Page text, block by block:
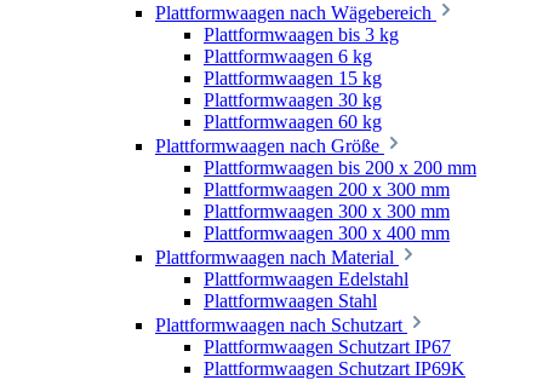
Plattformwaagen nach Wägebereich
Plattformwaagen bis 3 kg
Plattformwaagen 6 kg
Plattformwaagen 15 kg
Plattformwaagen 30 kg
Plattformwaagen 60 kg
Plattformwaagen nach Größe
Plattformwaagen bis 200 x 200 mm
Plattformwaagen 200 x 300 mm
Plattformwaagen 300 x 300 mm
Plattformwaagen 300 x 400 mm
Plattformwaagen nach Material
Plattformwaagen Edelstahl
Plattformwaagen Stahl
Plattformwaagen nach Schutzart
Plattformwaagen Schutzart IP67
Plattformwaagen Schutzart IP69K